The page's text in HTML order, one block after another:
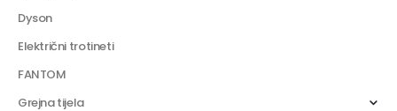
Dyson
Električni trotineti
FANTOM
Grejna tijela